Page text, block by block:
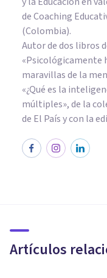
de Coaching
(Colombia).
Autor de dos libros
«Psicológicamente
maravillas de la
«¿Qué es la
múltiples», de la
de El País y con la
Artículos
una